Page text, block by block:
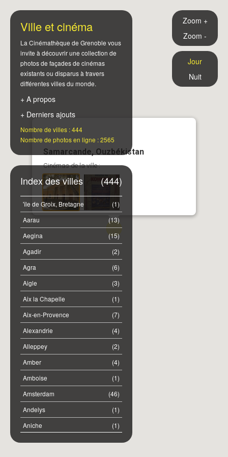
Samarcande, Ouzbékistan
Cinémas de la ville :
Ville et cinéma
La Cinémathèque de Grenoble vous
invite à découvrir une collection de
photos de façades de cinémas
existants ou disparus à travers
différentes villes du monde.
+ A propos
+ Derniers ajouts
Nombre de villes : 444
Nombre de photos en ligne : 2565
(444)
Index des villes
(1)
'île de Groix, Bretagne
(13)
Aarau
(15)
Aegina
(2)
Agadir
(6)
Agra
(3)
Aigle
(1)
Aix la Chapelle
(7)
Aix-en-Provence
(4)
Alexandrie
(2)
Alleppey
(4)
Amber
(1)
Amboise
(46)
Amsterdam
(1)
Andelys
(1)
Aniche
(2)
Annemasse
Zoom +
Zoom -
Jour
Nuit